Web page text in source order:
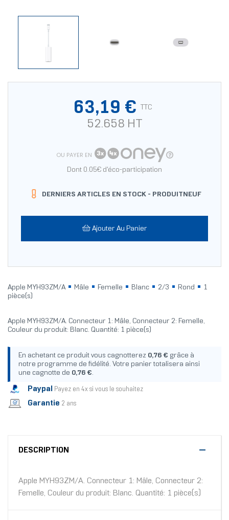
63,19 € TTC
52.658 HT
OU PAYER EN
Dont 0.05€ d'éco-participation
DERNIERS ARTICLES EN STOCK - PRODUITNEUF
Ajouter Au Panier
Apple MYH93ZM/A Mâle Femelle Blanc 2/3 Rond
1
pièce(s)
Apple MYH93ZM/A. Connecteur 1: Mâle, Connecteur 2: Femelle,
Couleur du produit: Blanc. Quantité: 1 pièce(s)
En achetant ce produit vous cagnotterez 0,76 € grâce à
notre programme de fidélité. Votre panier totalisera ainsi
une cagnotte de 0,76 €.
Paypal Payez en 4x si vous le souhaitez
Garantie 2 ans
DESCRIPTION
Apple MYH93ZM/A. Connecteur 1: Mâle, Connecteur 2:
Femelle, Couleur du produit: Blanc. Quantité: 1 pièce(s)